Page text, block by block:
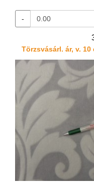
-
Törzsvásárl. ár, v.